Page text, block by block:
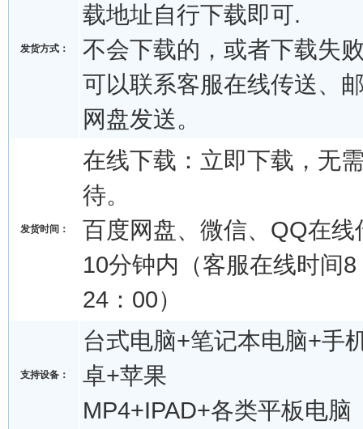
发货方式：
载地址自行下载即可.
不会下载的，或者下载失
可以联系客服在线传送、
网盘发送。
发货时间：
在线下载：立即下载，无
待。
百度网盘、微信、QQ在线
10分钟内（客服在线时间8
24：00）
支持设备：
台式电脑+笔记本电脑+手
卓+苹果
MP4+IPAD+各类平板电脑